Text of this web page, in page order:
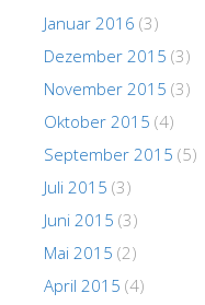
Januar 2016 (3)
Dezember 2015 (3)
November 2015 (3)
Oktober 2015 (4)
September 2015 (5)
Juli 2015 (3)
Juni 2015 (3)
Mai 2015 (2)
April 2015 (4)